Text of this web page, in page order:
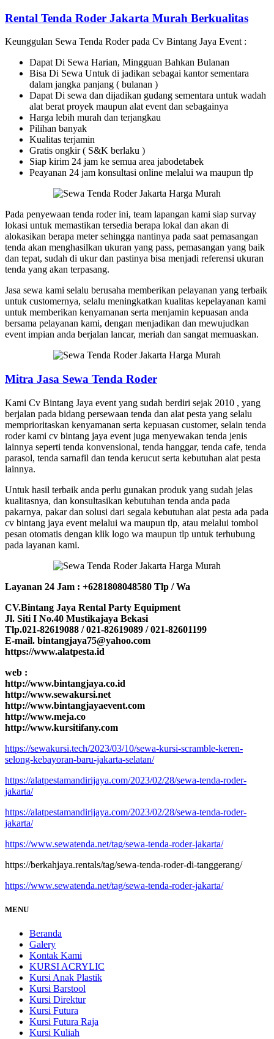
Rental Tenda Roder Jakarta Murah Berkualitas
Keunggulan Sewa Tenda Roder pada Cv Bintang Jaya Event :
Dapat Di Sewa Harian, Mingguan Bahkan Bulanan
Bisa Di Sewa Untuk di jadikan sebagai kantor sementara
dalam jangka panjang ( bulanan )
Dapat Di sewa dan dijadikan gudang sementara untuk wadah
alat berat proyek maupun alat event dan sebagainya
Harga lebih murah dan terjangkau
Pilihan banyak
Kualitas terjamin
Gratis ongkir ( S&K berlaku )
Siap kirim 24 jam ke semua area jabodetabek
Peayanan 24 jam konsultasi online melalui wa maupun tlp
Pada penyewaan tenda roder ini, team lapangan kami siap survay
lokasi untuk memastikan tersedia berapa lokal dan akan di
alokasikan berapa meter sehingga nantinya pada saat pemasangan
tenda akan menghasilkan ukuran yang pass, pemasangan yang baik
dan tepat, sudah di ukur dan pastinya bisa menjadi referensi ukuran
tenda yang akan terpasang.
Jasa sewa kami selalu berusaha memberikan pelayanan yang terbaik
untuk customernya, selalu meningkatkan kualitas kepelayanan kami
untuk memberikan kenyamanan serta menjamin kepuasan anda
bersama pelayanan kami, dengan menjadikan dan mewujudkan
event impian anda berjalan lancar, meriah dan sangat memuaskan.
Mitra Jasa Sewa Tenda Roder
Kami Cv Bintang Jaya event yang sudah berdiri sejak 2010 , yang
berjalan pada bidang persewaan tenda dan alat pesta yang selalu
memprioritaskan kenyamanan serta kepuasan customer, selain tenda
roder kami cv bintang jaya event juga menyewakan tenda jenis
lainnya seperti tenda konvensional, tenda hanggar, tenda cafe, tenda
parasol, tenda sarnafil dan tenda kerucut serta kebutuhan alat pesta
lainnya.
Untuk hasil terbaik anda perlu gunakan produk yang sudah jelas
kualitasnya, dan konsultasikan kebutuhan tenda anda pada
pakarnya, pakar dan solusi dari segala kebutuhan alat pesta ada pada
cv bintang jaya event melalui wa maupun tlp, atau melalui tombol
pesan otomatis dengan klik logo wa maupun tlp untuk terhubung
pada layanan kami.
Layanan 24 Jam : +6281808048580 Tlp / Wa
CV.Bintang Jaya Rental Party Equipment
Jl. Siti I No.40 Mustikajaya Bekasi
Tlp.021-82619088 / 021-82619089 / 021-82601199
E-mail. bintangjaya75@yahoo.com
https://www.alatpesta.id
web :
http://www.bintangjaya.co.id
http://www.sewakursi.net
http://www.bintangjayaevent.com
http://www.meja.co
http://www.kursitifany.com
https://sewakursi.tech/2023/03/10/sewa-kursi-scramble-keren-
selong-kebayoran-baru-jakarta-selatan/
https://alatpestamandirijaya.com/2023/02/28/sewa-tenda-roder-
jakarta/
https://alatpestamandirijaya.com/2023/02/28/sewa-tenda-roder-
jakarta/
https://www.sewatenda.net/tag/sewa-tenda-roder-jakarta/
https://berkahjaya.rentals/tag/sewa-tenda-roder-di-tanggerang/
https://www.sewatenda.net/tag/sewa-tenda-roder-jakarta/
MENU
Beranda
Galery
Kontak Kami
KURSI ACRYLIC
Kursi Anak Plastik
Kursi Barstool
Kursi Direktur
Kursi Futura
Kursi Futura Raja
Kursi Kuliah